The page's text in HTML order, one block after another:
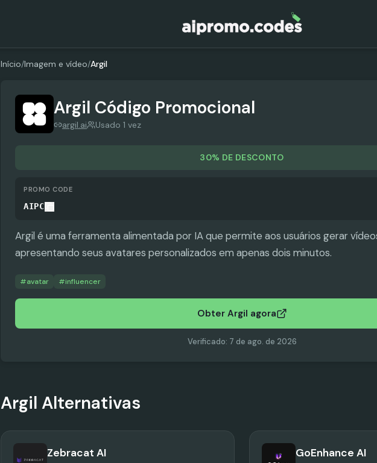
Início/Imagem e vídeo/Argil
Argil Código Promocional
argil.ai Usado 1 vez
30% DE DESCONTO
PROMO CODE
AIPC
Argil é uma ferramenta alimentada por IA que permite aos usuários gerar
apresentando seus avatares personalizados em apenas dois minutos.
#avatar #influencer
Obter Argil agora
Verificado: 7 de ago. de 2026
Argil Alternativas
Zebracat AI GoEnhance AI